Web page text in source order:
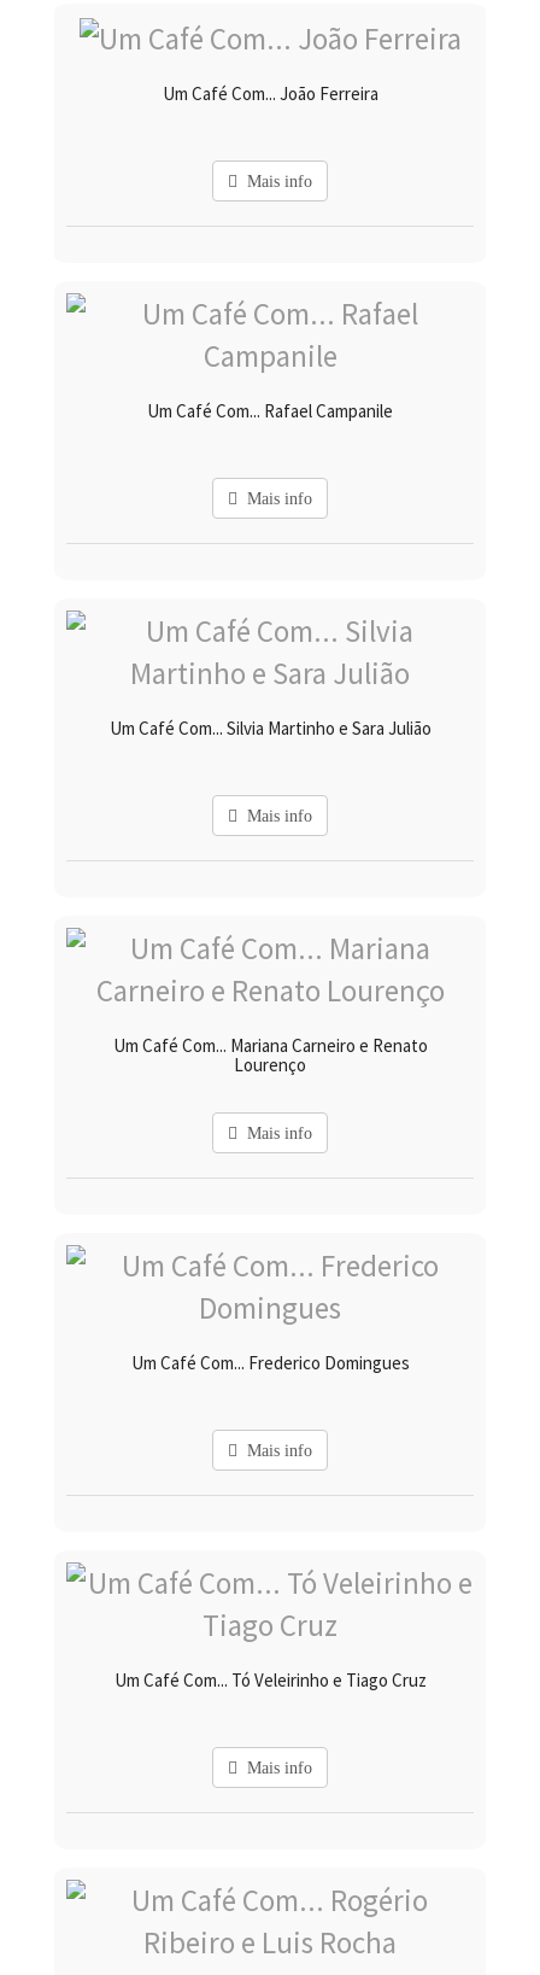
Um Café Com... João Ferreira
Mais info
Um Café Com... Rafael Campanile
Mais info
Um Café Com... Silvia Martinho e Sara Julião
Mais info
Um Café Com... Mariana Carneiro e Renato
Lourenço
Mais info
Um Café Com... Frederico Domingues
Mais info
Um Café Com... Tó Veleirinho e Tiago Cruz
Mais info